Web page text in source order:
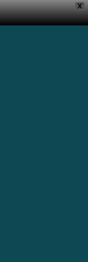
X